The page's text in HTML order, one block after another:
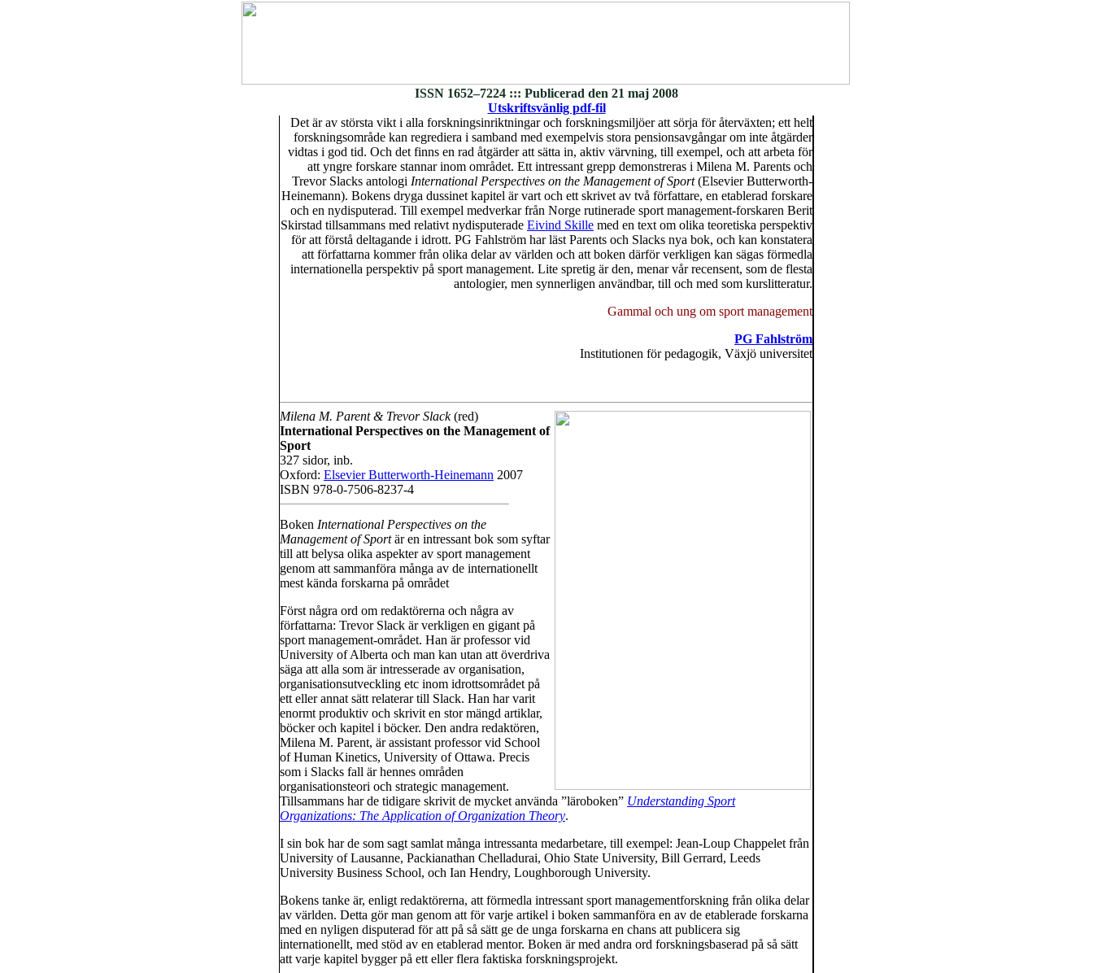
ISSN 1652–7224 ::: Publicerad den 21 maj 2008
Utskriftsvänlig pdf-fil
Det är av största vikt i alla forskningsinriktningar och forskningsmiljöer att sörja för återväxten; ett helt
forskningsområde kan regrediera i samband med exempelvis stora pensionsavgångar om inte åtgärder
vidtas i god tid. Och det finns en rad åtgärder att sätta in, aktiv värvning, till exempel, och att arbeta för
att yngre forskare stannar inom området. Ett intressant grepp demonstreras i Milena M. Parents och
Trevor Slacks antologi International Perspectives on the Management of Sport(Elsevier Butterworth-
Heinemann). Bokens dryga dussinet kapitel är vart och ett skrivet av två författare, en etablerad forskare
och en nydisputerad. Till exempel medverkar från Norge rutinerade sport management-forskaren Berit
Skirstad tillsammans med relativt nydisputerade Eivind Skille med en text om olika teoretiska perspektiv
för att förstå deltagande i idrott. PG Fahlström har läst Parents och Slacks nya bok, och kan konstatera
att författarna kommer från olika delar av världen och att boken därför verkligen kan sägas förmedla
internationella perspektiv på sport management. Lite spretig är den, menar vår recensent, som de flesta
antologier, men synnerligen användbar, till och med som kurslitteratur.
Gammal och ung om sport management
PG Fahlström
Institutionen för pedagogik, Växjö universitet
Milena M. Parent & Trevor Slack(red)
International Perspectives on the Management of
Sport
327 sidor, inb.
Oxford: Elsevier Butterworth-Heinemann 2007
ISBN 978-0-7506-8237-4
Boken International Perspectives on the
Management of Sportär en intressant bok som syftar
till att belysa olika aspekter av sport management
genom att sammanföra många av de internationellt
mest kända forskarna på området
Först några ord om redaktörerna och några av
författarna: Trevor Slack är verkligen en gigant på
sport management-området. Han är professor vid
University of Alberta och man kan utan att överdriva
säga att alla som är intresserade av organisation,
organisationsutveckling etc inom idrottsområdet på
ett eller annat sätt relaterar till Slack. Han har varit
enormt produktiv och skrivit en stor mängd artiklar,
böcker och kapitel i böcker. Den andra redaktören,
Milena M. Parent, är assistant professor vid School
of Human Kinetics, University of Ottawa. Precis
som i Slacks fall är hennes områden
organisationsteori och strategic management.
Tillsammans har de tidigare skrivit de mycket använda ”läroboken” Understanding Sport
Organizations: The Application of Organization Theory.
I sin bok har de som sagt samlat många intressanta medarbetare, till exempel: Jean-Loup Chappelet från
University of Lausanne, Packianathan Chelladurai, Ohio State University, Bill Gerrard, Leeds
University Business School, och Ian Hendry, Loughborough University.
Bokens tanke är, enligt redaktörerna, att förmedla intressant sport managementforskning från olika delar
av världen. Detta gör man genom att för varje artikel i boken sammanföra en av de etablerade forskarna
med en nyligen disputerad för att på så sätt ge de unga forskarna en chans att publicera sig
internationellt, med stöd av en etablerad mentor. Boken är med andra ord forskningsbaserad på så sätt
att varje kapitel bygger på ett eller flera faktiska forskningsprojekt.